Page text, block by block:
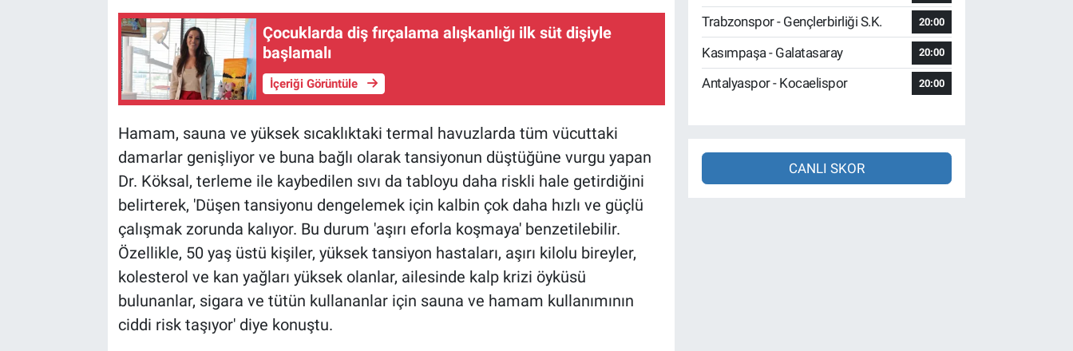
Çocuklarda diş fırçalama alışkanlığı ilk süt dişiyle
başlamalı
İçeriği Görüntüle
Hamam, sauna ve yüksek sıcaklıktaki termal havuzlarda tüm vücuttaki
damarlar genişliyor ve buna bağlı olarak tansiyonun düştüğüne vurgu yapan
Dr. Köksal, terleme ile kaybedilen sıvı da tabloyu daha riskli hale getirdiğini
belirterek, 'Düşen tansiyonu dengelemek için kalbin çok daha hızlı ve güçlü
çalışmak zorunda kalıyor. Bu durum 'aşırı eforla koşmaya' benzetilebilir.
Özellikle, 50 yaş üstü kişiler, yüksek tansiyon hastaları, aşırı kilolu bireyler,
kolesterol ve kan yağları yüksek olanlar, ailesinde kalp krizi öyküsü
bulunanlar, sigara ve tütün kullananlar için sauna ve hamam kullanımının
ciddi risk taşıyor' diye konuştu.
Trabzonspor - Gençlerbirliği S.K. 20:00
Kasımpaşa - Galatasaray 20:00
Antalyaspor - Kocaelispor 20:00
CANLI SKOR